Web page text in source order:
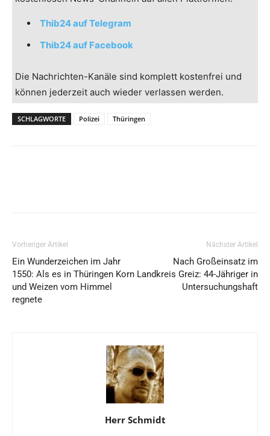
Thib24 auf Telegram
Thib24 auf Facebook
Die Nachrichten-Kanäle sind komplett kostenfrei und
können jederzeit auch wieder verlassen werden.
SCHLAGWORTE Polizei Thüringen
Vorheriger Artikel
Ein Wunderzeichen im Jahr
1550: Als es in Thüringen Korn
und Weizen vom Himmel
regnete
Nächster Artikel
Nach Großeinsatz im
Landkreis Greiz: 44-Jähriger in
Untersuchungshaft
Herr Schmidt